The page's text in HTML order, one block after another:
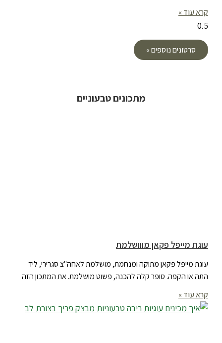
קרא עוד »
סרטונים נוספים »
מתכונים טבעוניים
עוגת מייפל פקאן מווושלמת
עוגת מייפל פקאן מתוקה ומנחמת, מושלמת לאחה"צ סגרירי, ליד
התה או הקפה. סופר קלה להכנה, פשוט מושלמת. את המתכון הזה
קרא עוד »